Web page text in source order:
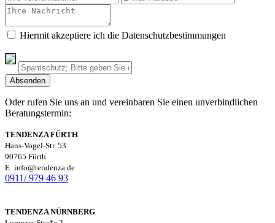
Hiermit akzeptiere ich die Datenschutzbestimmungen
Oder rufen Sie uns an und vereinbaren Sie einen unverbindlichen
Beratungstermin:
TENDENZA FÜRTH
Hans-Vogel-Str. 53
90765 Fürth
E: info@tendenza.de
0911/ 979 46 93
TENDENZA NÜRNBERG